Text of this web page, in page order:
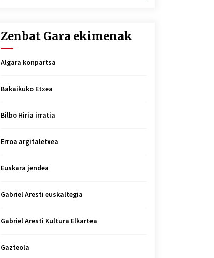
Zenbat Gara ekimenak
Algara konpartsa
Bakaikuko Etxea
Bilbo Hiria irratia
Erroa argitaletxea
Euskara jendea
Gabriel Aresti euskaltegia
Gabriel Aresti Kultura Elkartea
Gazteola